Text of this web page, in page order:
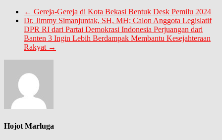
← Gereja-Gereja di Kota Bekasi Bentuk Desk Pemilu 2024
Dr. Jimmy Simanjuntak, SH, MH; Calon Anggota Legislatif
DPR RI dari Partai Demokrasi Indonesia Perjuangan dari
Banten 3 Ingin Lebih Berdampak Membantu Kesejahteraan
Rakyat →
Hojot Marluga